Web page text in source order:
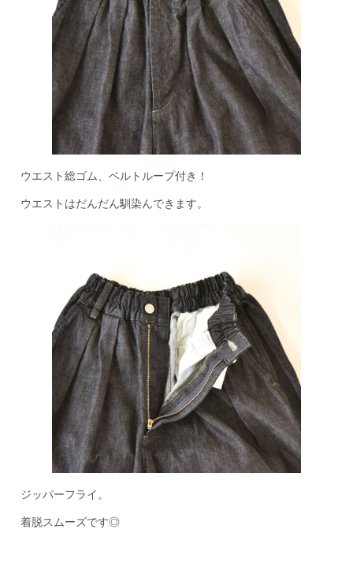
ウエスト総ゴム、ベルトループ付き！
ウエストはだんだん馴染んできます。
ジッパーフライ。
着脱スムーズです◎